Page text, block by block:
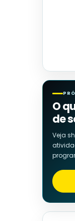
O
de
Veja